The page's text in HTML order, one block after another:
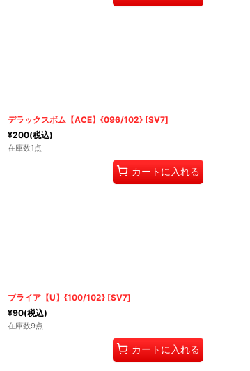
デラックスボム【ACE】{096/102} [SV7]
¥200(税込)
在庫数1点
カートに入れる
ブライア【U】{100/102} [SV7]
¥90(税込)
在庫数9点
カートに入れる